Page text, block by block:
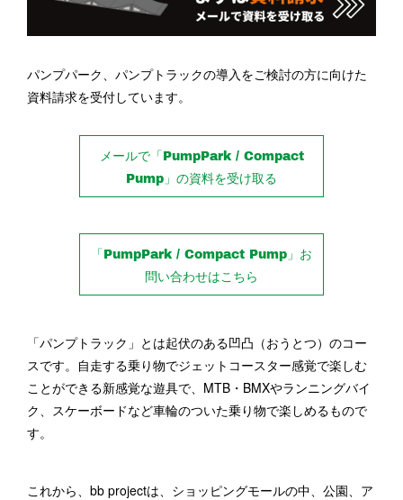
パンプパーク、パンプトラックの導入をご検討の方に向けた
資料請求を受付しています。
メールで「PumpPark / Compact
Pump」の資料を受け取る
「PumpPark / Compact Pump」お
問い合わせはこちら
「パンプトラック」とは起伏のある凹凸（おうとつ）のコー
スです。自走する乗り物でジェットコースター感覚で楽しむ
ことができる新感覚な遊具で、MTB・BMXやランニングバイ
ク、スケーボードなど車輪のついた乗り物で楽しめるもので
す。
これから、bb projectは、ショッピングモールの中、公園、ア